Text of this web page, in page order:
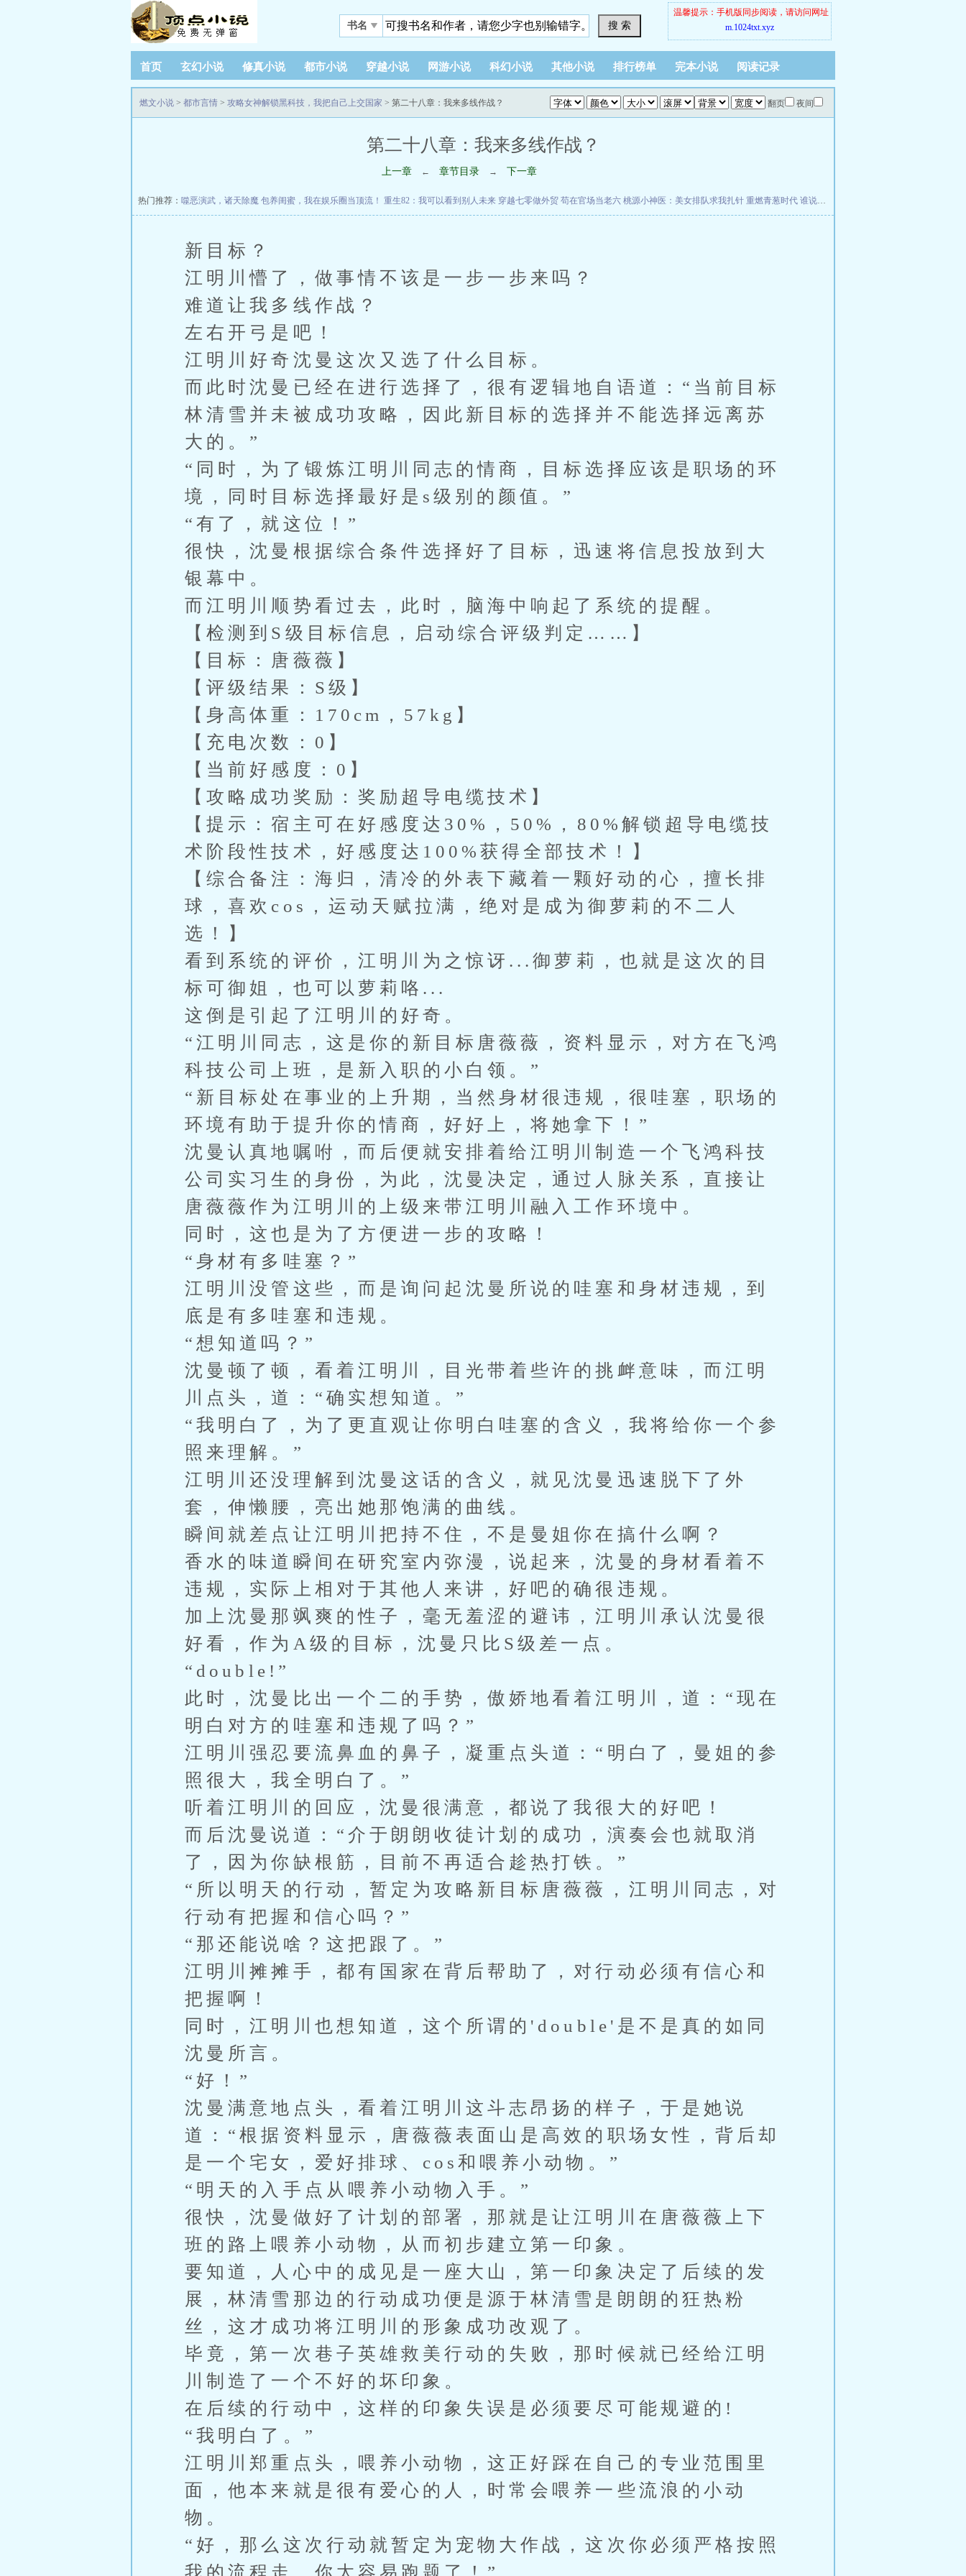
书名 搜 索
温馨提示：手机版同步阅读，请访问网址
m.1024txt.xyz
首页 玄幻小说 修真小说 都市小说 穿越小说 网游小说 科幻小说 其他小说 排行榜单 完本小说 阅读记录
翻页 夜间
燃文小说 > 都市言情 > 攻略女神解锁黑科技，我把自己上交国家 > 第二十八章：我来多线作战？
第二十八章：我来多线作战？
上一章 ← 章节目录 → 下一章
热门推荐： 噬恶演武，诸天除魔 包养闺蜜，我在娱乐圈当顶流！ 重生82：我可以看到别人未来 穿越七零做外贸 苟在官场当老六 桃源小神医：美女排队求我扎针 重燃青葱时代 谁说法师弱？技能伤害万亿倍增幅
新目标？
江明川懵了，做事情不该是一步一步来吗？
难道让我多线作战？
左右开弓是吧！
江明川好奇沈曼这次又选了什么目标。
而此时沈曼已经在进行选择了，很有逻辑地自语道：“当前目标
林清雪并未被成功攻略，因此新目标的选择并不能选择远离苏
大的。”
“同时，为了锻炼江明川同志的情商，目标选择应该是职场的环
境，同时目标选择最好是s级别的颜值。”
“有了，就这位！”
很快，沈曼根据综合条件选择好了目标，迅速将信息投放到大
银幕中。
而江明川顺势看过去，此时，脑海中响起了系统的提醒。
【检测到S级目标信息，启动综合评级判定……】
【目标：唐薇薇】
【评级结果：S级】
【身高体重：170cm，57kg】
【充电次数：0】
【当前好感度：0】
【攻略成功奖励：奖励超导电缆技术】
【提示：宿主可在好感度达30%，50%，80%解锁超导电缆技
术阶段性技术，好感度达100%获得全部技术！】
【综合备注：海归，清冷的外表下藏着一颗好动的心，擅长排
球，喜欢cos，运动天赋拉满，绝对是成为御萝莉的不二人
选！】
看到系统的评价，江明川为之惊讶...御萝莉，也就是这次的目
标可御姐，也可以萝莉咯...
这倒是引起了江明川的好奇。
“江明川同志，这是你的新目标唐薇薇，资料显示，对方在飞鸿
科技公司上班，是新入职的小白领。”
“新目标处在事业的上升期，当然身材很违规，很哇塞，职场的
环境有助于提升你的情商，好好上，将她拿下！”
沈曼认真地嘱咐，而后便就安排着给江明川制造一个飞鸿科技
公司实习生的身份，为此，沈曼决定，通过人脉关系，直接让
唐薇薇作为江明川的上级来带江明川融入工作环境中。
同时，这也是为了方便进一步的攻略！
“身材有多哇塞？”
江明川没管这些，而是询问起沈曼所说的哇塞和身材违规，到
底是有多哇塞和违规。
“想知道吗？”
沈曼顿了顿，看着江明川，目光带着些许的挑衅意味，而江明
川点头，道：“确实想知道。”
“我明白了，为了更直观让你明白哇塞的含义，我将给你一个参
照来理解。”
江明川还没理解到沈曼这话的含义，就见沈曼迅速脱下了外
套，伸懒腰，亮出她那饱满的曲线。
瞬间就差点让江明川把持不住，不是曼姐你在搞什么啊？
香水的味道瞬间在研究室内弥漫，说起来，沈曼的身材看着不
违规，实际上相对于其他人来讲，好吧的确很违规。
加上沈曼那飒爽的性子，毫无羞涩的避讳，江明川承认沈曼很
好看，作为A级的目标，沈曼只比S级差一点。
“double!”
此时，沈曼比出一个二的手势，傲娇地看着江明川，道：“现在
明白对方的哇塞和违规了吗？”
江明川强忍要流鼻血的鼻子，凝重点头道：“明白了，曼姐的参
照很大，我全明白了。”
听着江明川的回应，沈曼很满意，都说了我很大的好吧！
而后沈曼说道：“介于朗朗收徒计划的成功，演奏会也就取消
了，因为你缺根筋，目前不再适合趁热打铁。”
“所以明天的行动，暂定为攻略新目标唐薇薇，江明川同志，对
行动有把握和信心吗？”
“那还能说啥？这把跟了。”
江明川摊摊手，都有国家在背后帮助了，对行动必须有信心和
把握啊！
同时，江明川也想知道，这个所谓的'double'是不是真的如同
沈曼所言。
“好！”
沈曼满意地点头，看着江明川这斗志昂扬的样子，于是她说
道：“根据资料显示，唐薇薇表面山是高效的职场女性，背后却
是一个宅女，爱好排球、cos和喂养小动物。”
“明天的入手点从喂养小动物入手。”
很快，沈曼做好了计划的部署，那就是让江明川在唐薇薇上下
班的路上喂养小动物，从而初步建立第一印象。
要知道，人心中的成见是一座大山，第一印象决定了后续的发
展，林清雪那边的行动成功便是源于林清雪是朗朗的狂热粉
丝，这才成功将江明川的形象成功改观了。
毕竟，第一次巷子英雄救美行动的失败，那时候就已经给江明
川制造了一个不好的坏印象。
在后续的行动中，这样的印象失误是必须要尽可能规避的!
“我明白了。”
江明川郑重点头，喂养小动物，这正好踩在自己的专业范围里
面，他本来就是很有爱心的人，时常会喂养一些流浪的小动
物。
“好，那么这次行动就暂定为宠物大作战，这次你必须严格按照
我的流程走，你太容易跑题了！”